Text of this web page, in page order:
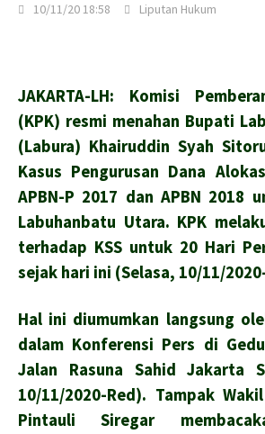
10/11/20 18:58 Liputan Hukum
JAKARTA-LH: Komisi
(KPK) resmi menahan Bupati
(Labura) Khairuddin Syah
Kasus Pengurusan Dana
APBN-P 2017 dan APBN 2018
Labuhanbatu Utara. KPK
terhadap KSS untuk 20 Hari
sejak hari ini (Selasa, 10/11/
Hal ini diumumkan langsung
dalam Konferensi Pers di
Jalan Rasuna Sahid Jakarta
10/11/2020-Red). Tampak
Pintauli Siregar